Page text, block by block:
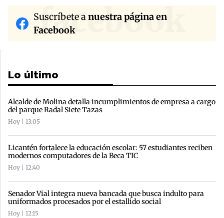
facebook
Suscríbete anuestra página en
Facebook
Lo último
Alcalde de Molina detalla incumplimientos de empresa a cargo
del parque Radal Siete Tazas
Hoy | 13:05
Licantén fortalece la educación escolar: 57 estudiantes reciben
modernos computadores de la Beca TIC
Hoy | 12:40
Senador Vial integra nueva bancada que busca indulto para
uniformados procesados por el estallido social
Hoy | 12:15